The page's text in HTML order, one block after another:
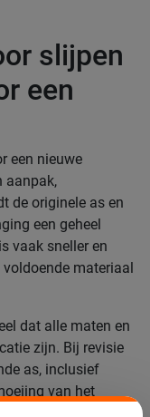
slijpen
een
een nieuwe
aanpak,
de originele as en
een geheel
vaak sneller en
materiaal
dat alle maten en
zijn. Bij revisie
as, inclusief
van het